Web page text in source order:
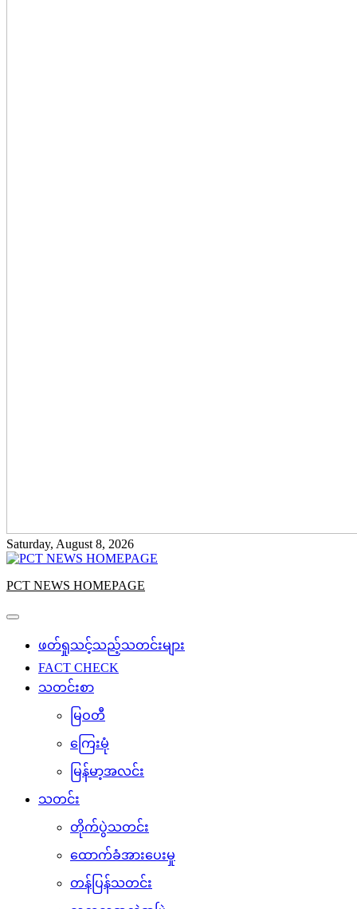
Saturday, August 8, 2026
PCT NEWS HOMEPAGE
ဖတ်ရှုသင့်သည့်သတင်းများ
FACT CHECK
သတင်းစာ
မြဝတီ
ကြေးမုံ
မြန်မာ့အလင်း
သတင်း
တိုက်ပွဲသတင်း
ထောက်ခံအားပေးမှု
တန်ပြန်သတင်း